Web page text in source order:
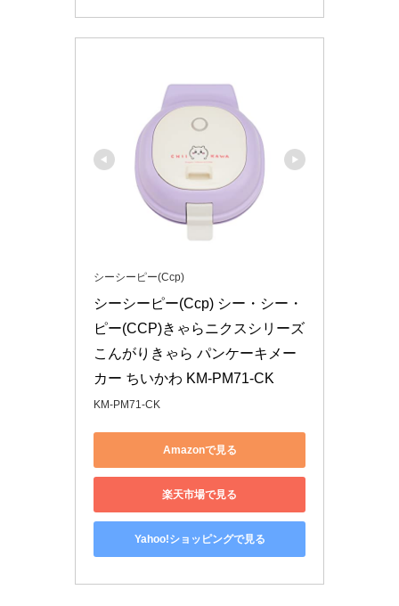
シーシーピー(Ccp)
シーシーピー(Ccp) シー・シー・
ピー(CCP)きゃらニクスシリーズ
こんがりきゃら パンケーキメー
カー ちいかわ KM-PM71-CK
KM-PM71-CK
Amazonで見る
楽天市場で見る
Yahoo!ショッピングで見る